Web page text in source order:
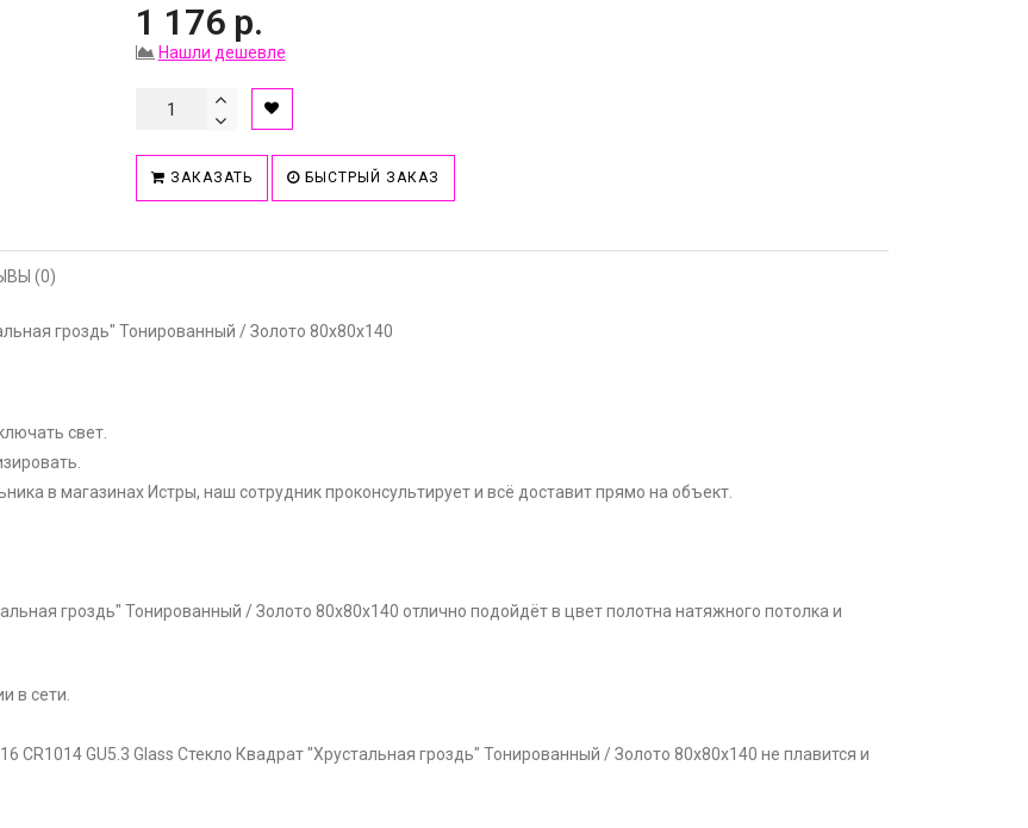
1 176 р.
Нашли дешевле
ЗАКАЗАТЬ БЫСТРЫЙ ЗАКАЗ
(0)
гроздь" Тонированный / Золото 80x80x140
свет.
в магазинах Истры, наш сотрудник проконсультирует и всё доставит прямо на объект.
гроздь" Тонированный / Золото 80x80x140 отлично подойдёт в цвет полотна натяжного потолка и
в сети.
CR1014 GU5.3 Glass Стекло Квадрат "Хрустальная гроздь" Тонированный / Золото 80x80x140 не плавится и